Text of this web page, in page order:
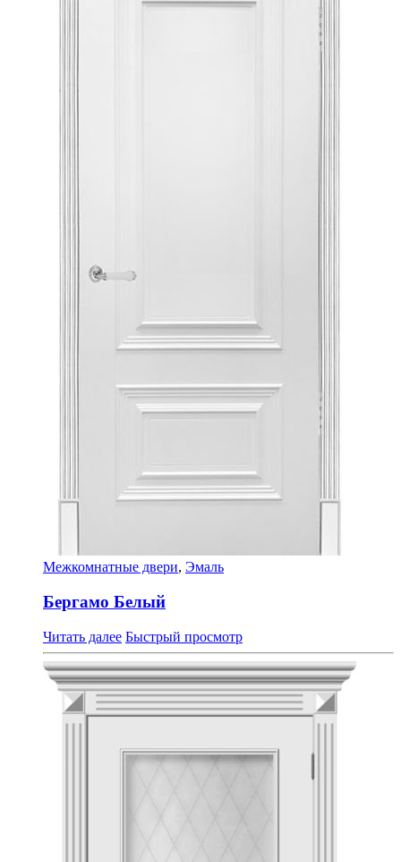
Межкомнатные двери, Эмаль
Бергамо Белый
Читать далее Быстрый просмотр